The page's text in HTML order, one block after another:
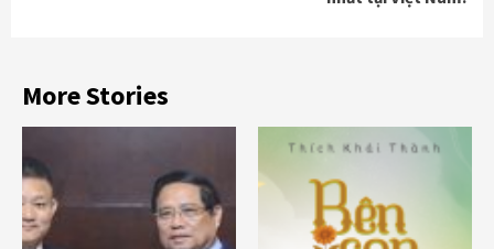
More Stories